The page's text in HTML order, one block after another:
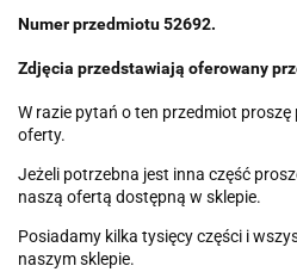
Numer przedmiotu 52692.
Zdjęcia przedstawiają oferowany
W razie pytań o ten przedmiot proszę
oferty.
Jeżeli potrzebna jest inna część
naszą ofertą dostępną w sklepie.
Posiadamy kilka tysięcy części i
naszym sklepie.